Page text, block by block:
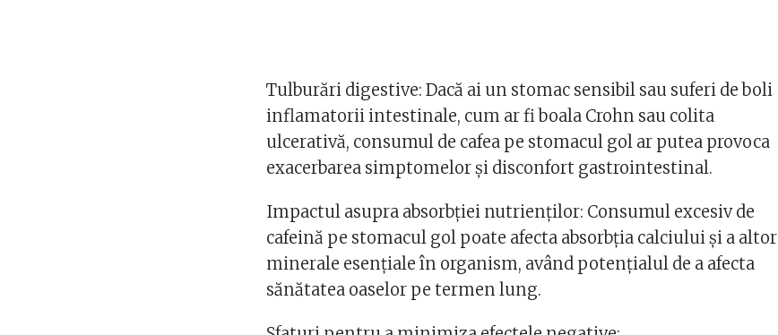
Tulburări digestive: Dacă ai un stomac sensibil sau suferi de boli
inflamatorii intestinale, cum ar fi boala Crohn sau colita
ulcerativă, consumul de cafea pe stomacul gol ar putea provoca
exacerbarea simptomelor și disconfort gastrointestinal.
Impactul asupra absorbției nutrienților: Consumul excesiv de
cafeină pe stomacul gol poate afecta absorbția calciului și a altor
minerale esențiale în organism, având potențialul de a afecta
sănătatea oaselor pe termen lung.